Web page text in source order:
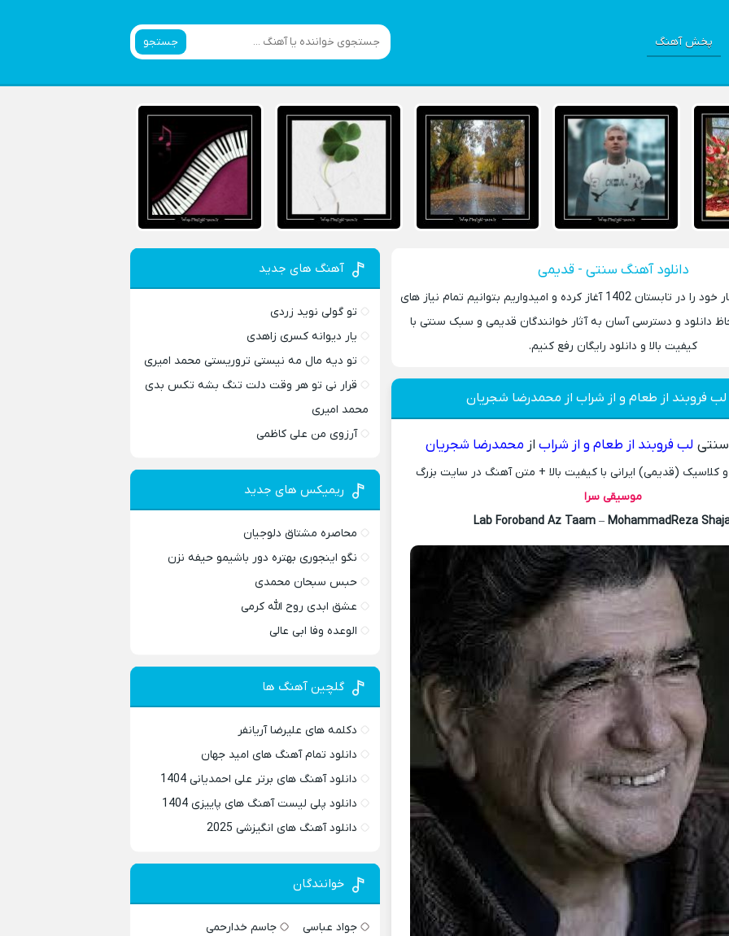
پخش آهنگ جستجو
دانلود آهنگ سنتی - قدیمی
سایت موسیقی سرا کار خود را در تابستان 1402 آغاز کرده و امیدواریم بتوانیم تمام نیاز های
دانلود و دسترسی آسان به آثار خوانندگان قدیمی و سبک سنتی با
کیفیت بالا و دانلود رایگان رفع کنیم.
لب فروبند از طعام و از شراب از محمدرضا شجریان
لب فروبند از طعام و از شراب از محمدرضا شجریان
(قدیمی) ایرانی با کیفیت بالا + متن آهنگ در سایت بزرگ
موسیقی سرا
Lab Foroband Az Taam– MohammadReza
آهنگ های جدید
تو گولی نوید زردی
یار دیوانه کسری زاهدی
تو دیه مال مه نیستی تروریستی محمد امیری
قرار نی تو هر وقت دلت تنگ بشه تکس بدی
محمد امیری
آرزوی من علی کاظمی
ریمیکس های جدید
محاصره مشتاق دلوجیان
نگو اینجوری بهتره دور باشیمو حیفه نزن
حبس سبحان محمدی
عشق ابدی روح الله کرمی
الوعده وفا ابی عالی
گلچین آهنگ ها
دکلمه های علیرضا آریانفر
دانلود تمام آهنگ های امید جهان
دانلود آهنگ های برتر علی احمدیانی 1404
دانلود پلی لیست آهنگ های پاییزی 1404
دانلود آهنگ های انگیزشی 2025
خوانندگان
جواد عباسی
جاسم خدارحمی